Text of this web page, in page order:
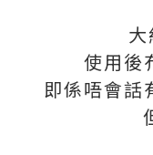
使用後
即係唔會話